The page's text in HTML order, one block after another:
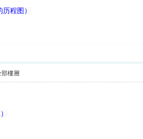
程图）
部樓層